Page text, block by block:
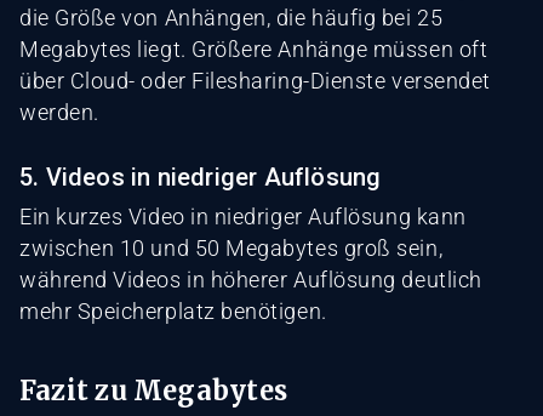
die Größe von Anhängen, die häufig bei 25
Megabytes liegt. Größere Anhänge müssen oft
über Cloud- oder Filesharing-Dienste versendet
werden.
5. Videos in niedriger Auflösung
Ein kurzes Video in niedriger Auflösung kann
zwischen 10 und 50 Megabytes groß sein,
während Videos in höherer Auflösung deutlich
mehr Speicherplatz benötigen.
Fazit zu Megabytes